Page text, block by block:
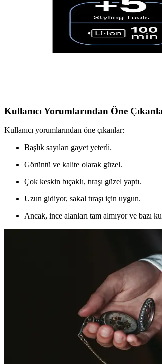
Philips erkek bakım setleri, çok fonksiyonlu,
Elektronik Silindir Tıraş Makineleri:
Elektronik silindir tıraş makineleri, hassas ve
Braun’un Modern Erkek Bakımına
Kullanıcı Yorumlarından Öne
Kullanıcı yorumlarından öne çıkanlar:
Başlık sayıları gayet yeterli.
Görüntü ve kalite olarak güzel.
Çok keskin bıçaklı, tıraşı güzel yaptı.
Uzun gidiyor, sakal tıraşı için uygun.
Ancak, ince alanları tam almıyor ve bazı